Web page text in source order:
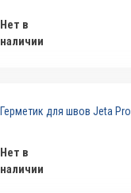
Нет в
наличии
Герметик для швов Jeta Pro
Нет в
наличии